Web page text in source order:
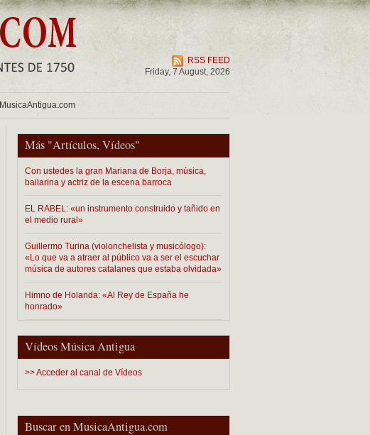
RSS FEED
Friday, 7 August, 2026
MusicaAntigua.com
Más "Artículos, Vídeos"
Con ustedes la gran Mariana de Borja, música,
bailarina y actriz de la escena barroca
EL RABEL: «un instrumento construido y tañido en
el medio rural»
Guillermo Turina (violonchelista y musicólogo):
«Lo que va a atraer al público va a ser el escuchar
música de autores catalanes que estaba olvidada»
Himno de Holanda: «Al Rey de España he
honrado»
Vídeos Música Antigua
>> Acceder al canal de Vídeos
Buscar en MusicaAntigua.com